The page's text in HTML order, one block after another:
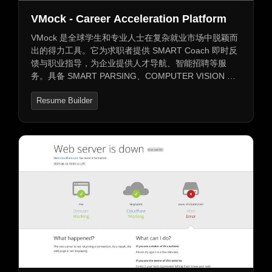
VMock - Career Acceleration Platform
VMock 是全球学生和专业人士在复杂就业市场中脱颖而
出的得力工具。它为求职者提供 SMART Coach 即时反
馈与职业指导，为企业提供人才导航、智能招聘等服
务。具备 SMART PARSING、COMPUTER VISION 等
关键参数优化简历、评估职业匹配度、推送针对性工
Resume Builder